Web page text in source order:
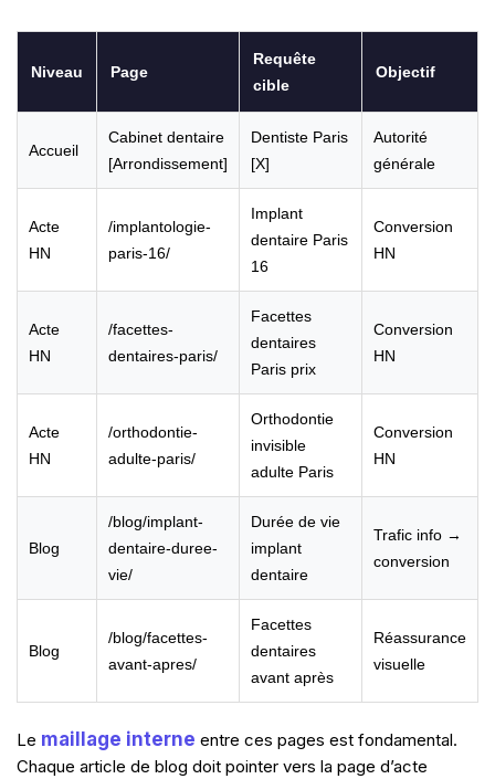
e
Niveau Page
Requête
cible
Objectif
Accueil
Cabinet dentaire
[Arrondissement]
Dentiste Paris
[X]
Autorité
générale
Acte
HN
/implantologie-
paris-16/
Implant
dentaire Paris
16
Conversion
HN
Acte
HN
/facettes-
dentaires-paris/
Facettes
dentaires
Paris prix
Conversion
HN
Acte
HN
/orthodontie-
adulte-paris/
Orthodontie
invisible
adulte Paris
Conversion
HN
Blog
/blog/implant-
dentaire-duree-
vie/
Durée de vie
implant
dentaire
Trafic info →
conversion
Blog
/blog/facettes-
avant-apres/
Facettes
dentaires
avant après
Réassurance
visuelle
Le maillage interne entre ces pages est fondamental.
Chaque article de blog doit pointer vers la page d’acte